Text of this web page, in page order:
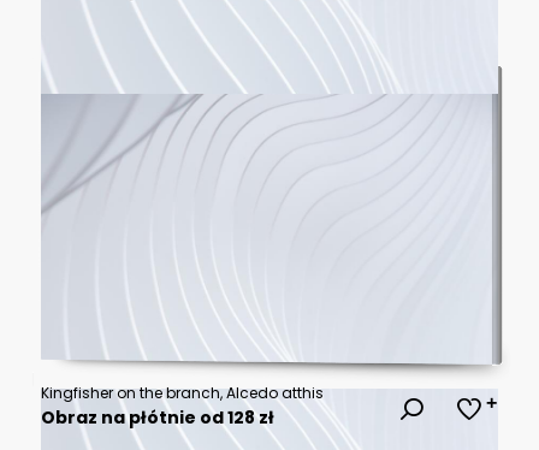
Kingfisher on the branch, Alcedo atthis
Obraz na płótnie od 128 zł